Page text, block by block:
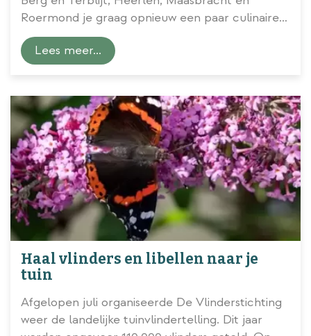
Roermond je graag opnieuw een paar culinaire
tips om van te genieten tijdens je staycation in
Tuinesië of op Gran Balconia. Ga eens aan de
verfrissende ijsthee of een hartverwarmend
potje gezonde thee mee. Leuk om te doen
(met de kinderen), gezond én voordelig!
Lees meer...
Haal vlinders en libellen naar je
tuin
Afgelopen juli organiseerde De Vlinderstichting
weer de landelijke tuinvlindertelling. Dit jaar